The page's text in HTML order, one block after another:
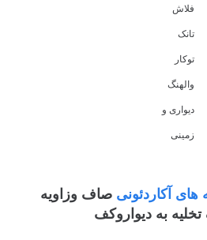
فلاش
تانک
توکار
والهنگ
دیواری و
زمینی
آکاردئونیصاف وزاویه
تخلیه به دیواروکف